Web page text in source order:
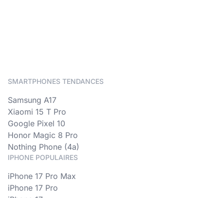
SMARTPHONES TENDANCES
Samsung A17
Xiaomi 15 T Pro
Google Pixel 10
Honor Magic 8 Pro
Nothing Phone (4a)
IPHONE POPULAIRES
iPhone 17 Pro Max
iPhone 17 Pro